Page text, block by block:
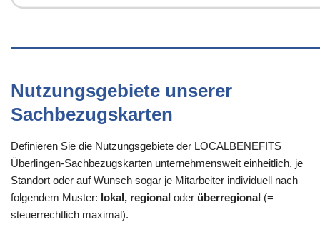
Nutzungsgebiete unserer
Sachbezugskarten
Definieren Sie die Nutzungsgebiete der LOCALBENEFITS
Überlingen-Sachbezugskarten unternehmensweit einheitlich, je
Standort oder auf Wunsch sogar je Mitarbeiter individuell nach
folgendem Muster: lokal, regional oder überregional (=
steuerrechtlich maximal).